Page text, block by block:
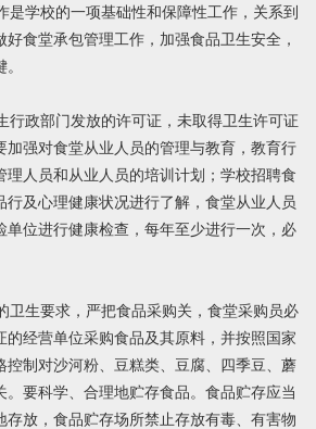
学校的一项基础性和保障性工作，关系到
食堂承包管理工作，加强食品卫生安全，
政部门发放的许可证，未取得卫生许可证
加强对食堂从业人员的管理与教育，教育行
理人员和从业人员的培训计划；学校招聘食
行及心理健康状况进行了解，食堂从业人员
单位进行健康检查，每年至少进行一次，必
生要求，严把食品采购关，食堂采购员必
的经营单位采购食品及其原料，并按照国家
控制对沙河粉、豆糕类、豆腐、四季豆、蘑
。要科学、合理地贮存食品。食品贮存应当
存放，食品贮存场所禁止存放有毒、有害物